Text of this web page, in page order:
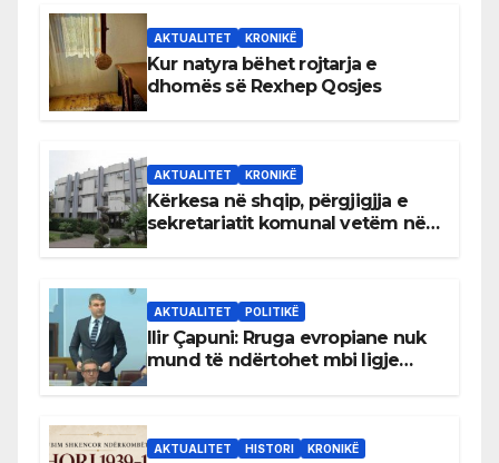
AKTUALITET KRONIKË
Kur natyra bëhet rojtarja e
dhomës së Rexhep Qosjes
AKTUALITET KRONIKË
Kërkesa në shqip, përgjigjja e
sekretariatit komunal vetëm në
AKTUALITET POLITIKË
Ilir Çapuni: Rruga evropiane nuk
mund të ndërtohet mbi ligje
AKTUALITET HISTORI KRONIKË